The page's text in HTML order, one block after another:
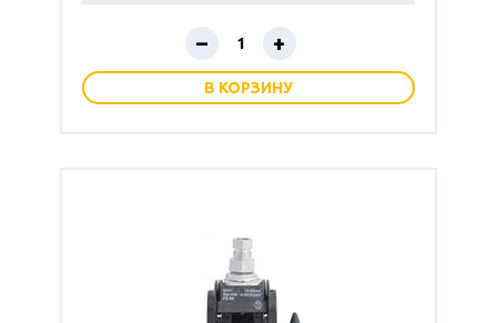
– +
В КОРЗИНУ